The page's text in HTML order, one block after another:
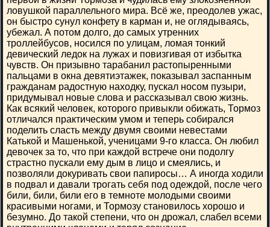
ловушкой параллельного мира. Всё же, преодолев ужас,
он быстро сунул конфету в карман и, не оглядываясь,
убежал. А потом долго, до самых утренних
троллейбусов, носился по улицам, ломая тонкий
девический ледок на лужах и повизгивая от избытка
чувств. Он призывно тарабанил растопыренными
пальцами в окна девятиэтажек, показывал заспанным
гражданам радостную находку, пускал носом пузыри,
придумывал новые слова и рассказывал свою жизнь.
Как всякий человек, которого привыкли обижать, Тормоз
отличался практическим умом и теперь собирался
поделить сласть между двумя своими невестами
Катькой и Машенькой, ученицами 9-го класса. Он любил
девочек за то, что при каждой встрече они подолгу
страстно пускали ему дым в лицо и смеялись, и
позволяли докуривать свои папиросы… А иногда ходили
в подвал и давали трогать себя под одеждой, после чего
били, били, били его в темноте молодыми своими
красивыми ногами, и Тормозу становилось хорошо и
безумно. До такой степени, что он дрожал, слабел всеми